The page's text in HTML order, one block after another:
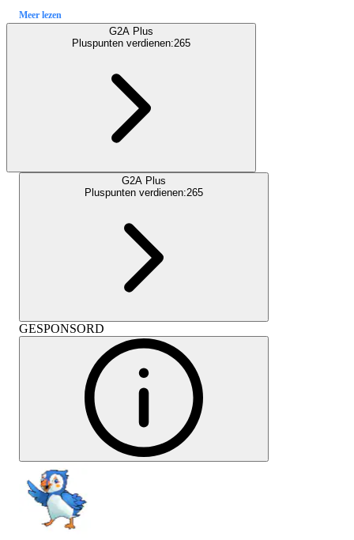
Meer lezen
G2A Plus
Pluspunten verdienen:265
G2A Plus
Pluspunten verdienen:265
GESPONSORD